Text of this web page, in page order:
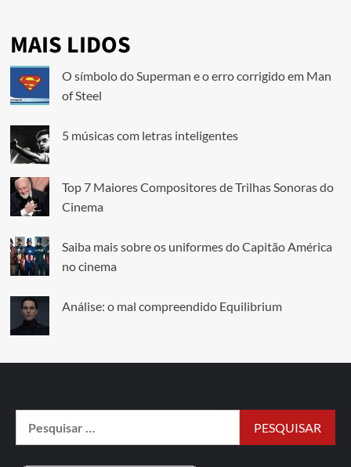
MAIS LIDOS
O símbolo do Superman e o erro corrigido em Man
of Steel
5 músicas com letras inteligentes
Top 7 Maiores Compositores de Trilhas Sonoras do
Cinema
Saiba mais sobre os uniformes do Capitão América
no cinema
Análise: o mal compreendido Equilibrium